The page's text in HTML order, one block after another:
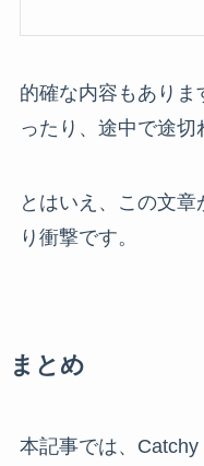
的確な内容もあり
ったり、途中で途切
とはいえ、この文
り衝撃です。
まとめ
本記事では、